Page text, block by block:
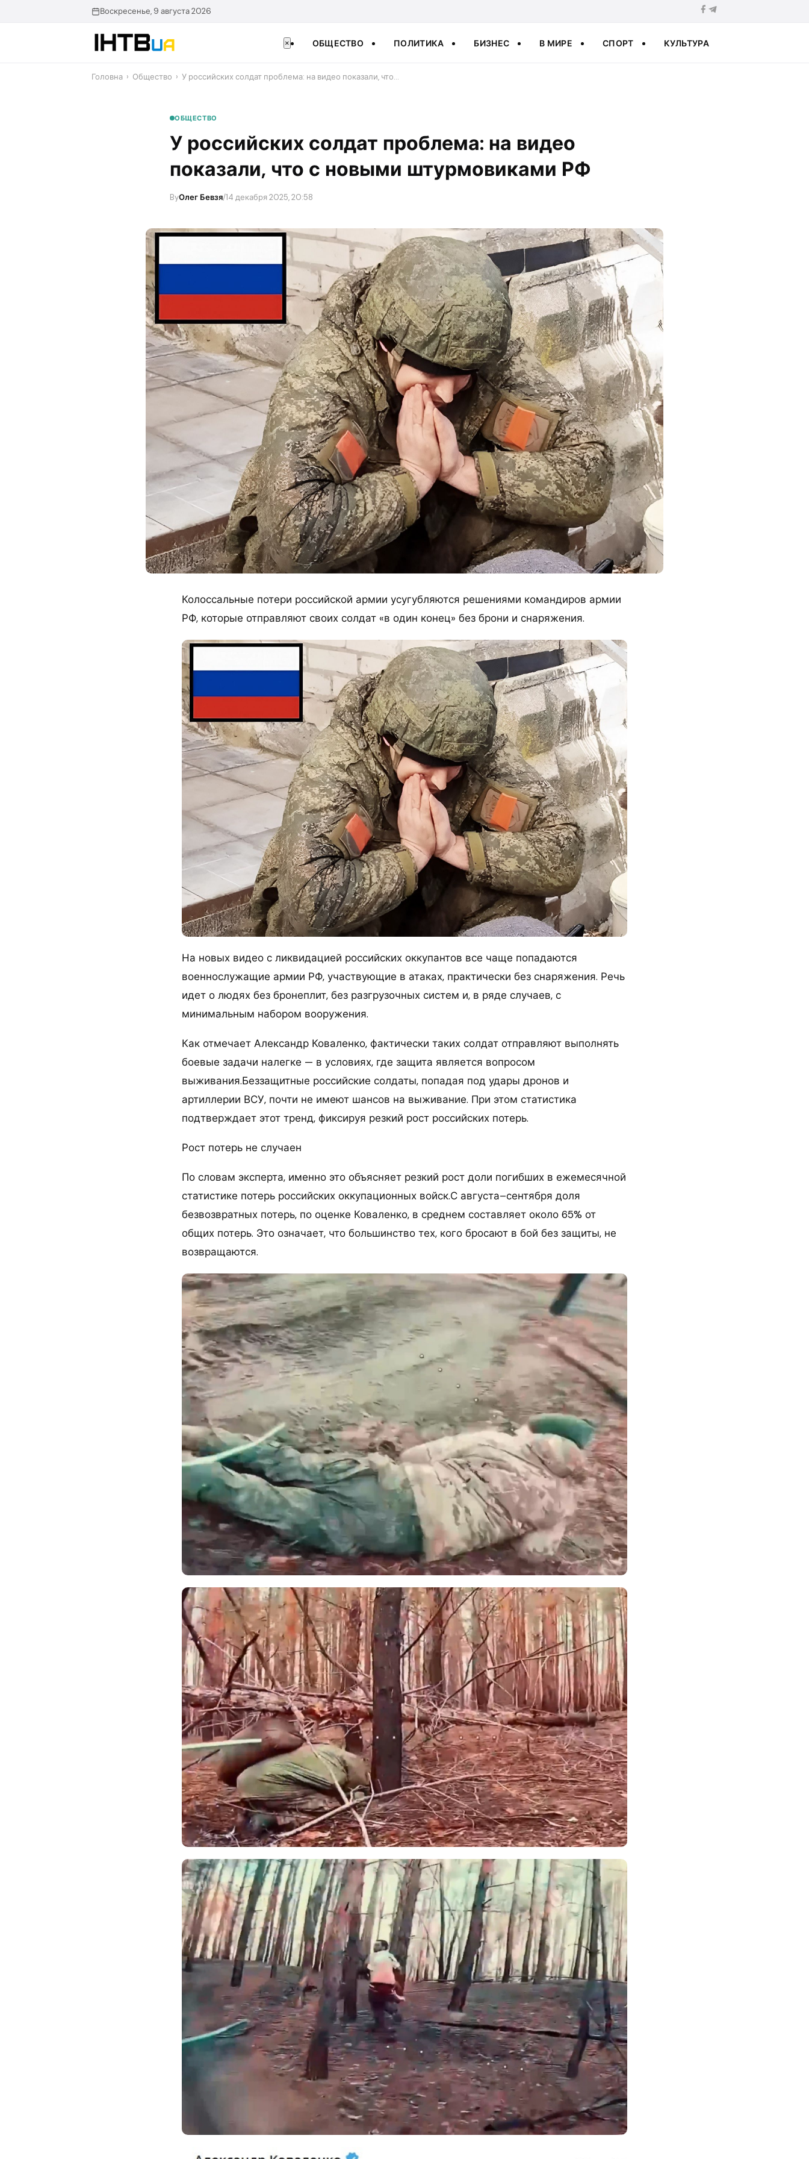
Воскресенье, 9 августа 2026
× ОБЩЕСТВО ПОЛИТИКА БИЗНЕС В МИРЕ СПОРТ КУЛЬТУРА
Головна › Общество › У российских солдат проблема: на видео показали, что…
ОБЩЕСТВО
У российских солдат проблема: на видео
показали, что с новыми штурмовиками РФ
ByОлег Бевзя/14 декабря 2025, 20:58
Колоссальные потери российской армии усугубляются решениями командиров армии
РФ, которые отправляют своих солдат «в один конец» без брони и снаряжения.
На новых видео с ликвидацией российских оккупантов все чаще попадаются
военнослужащие армии РФ, участвующие в атаках, практически без снаряжения. Речь
идет о людях без бронеплит, без разгрузочных систем и, в ряде случаев, с
минимальным набором вооружения.
Как отмечает Александр Коваленко, фактически таких солдат отправляют выполнять
боевые задачи налегке — в условиях, где защита является вопросом
выживания.Беззащитные российские солдаты, попадая под удары дронов и
артиллерии ВСУ, почти не имеют шансов на выживание. При этом статистика
подтверждает этот тренд, фиксируя резкий рост российских потерь.
Рост потерь не случаен
По словам эксперта, именно это объясняет резкий рост доли погибших в ежемесячной
статистике потерь российских оккупационных войск.С августа–сентября доля
безвозвратных потерь, по оценке Коваленко, в среднем составляет около 65% от
общих потерь. Это означает, что большинство тех, кого бросают в бой без защиты, не
возвращаются.